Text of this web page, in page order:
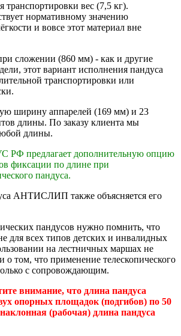
транспортировки вес (7,5 кг).
нормативному значению
и вовсе этот материал вне
сложении (860 мм) - как и другие
этот вариант исполнения пандуса
транспортировки или
ширину аппарелей (169 мм) и 23
длины. По заказу клиента мы
длины.
РФ предлагает дополнительную опцию
фиксации по длине при
пандуса.
АНТИСЛИП также объясняется его
пандусов нужно помнить, что
для всех типов детских и инвалидных
на лестничных маршах не
о том, что применение телескопического
с сопровождающим.
внимание, что длина пандуса
опорных площадок (подгибов) по 50
(рабочая) длина пандуса